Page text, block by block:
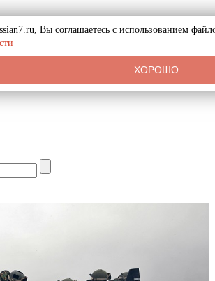
Вы соглашаетесь с использованием
ХОРОШО